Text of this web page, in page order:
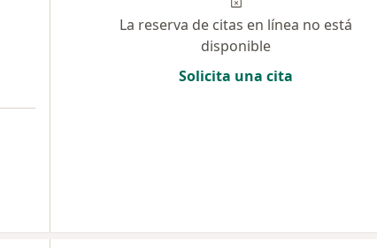
La reserva de citas en línea no está
disponible
Solicita una cita